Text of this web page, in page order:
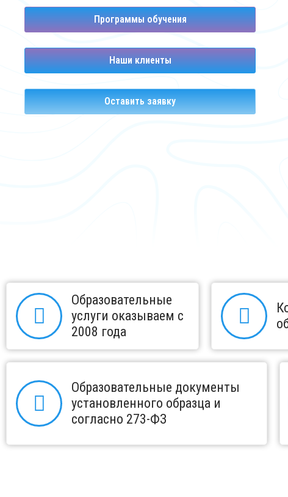
Программы обучения
Наши клиенты
Оставить заявку
Образовательные
услуги оказываем с
2008 года
Образовательные документы
установленного образца и
согласно 273-ФЗ